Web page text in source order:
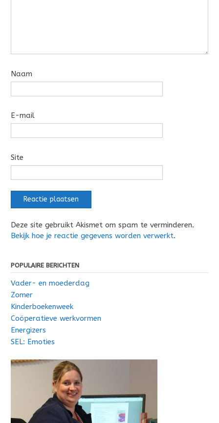
Naam
E-mail
Site
Deze site gebruikt Akismet om spam te verminderen.
Bekijk hoe je reactie gegevens worden verwerkt.
POPULAIRE BERICHTEN
Vader- en moederdag
Zomer
Kinderboekenweek
Coöperatieve werkvormen
Energizers
SEL: Emoties